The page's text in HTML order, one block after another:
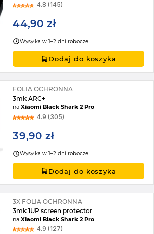
4.8 (145)
44,90 zł
Wysyłka w 1–2 dni robocze
Dodaj do koszyka
FOLIA OCHRONNA
3mk ARC+
naXiaomi Black Shark 2 Pro
4.9 (305)
39,90 zł
Wysyłka w 1–2 dni robocze
Dodaj do koszyka
3X FOLIA OCHRONNA
3mk 1UP screen protector
naXiaomi Black Shark 2 Pro
4.9 (127)